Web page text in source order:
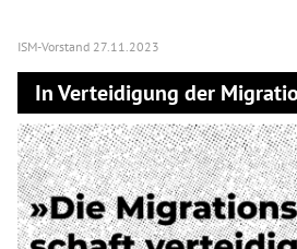
ISM-Vorstand 27.11.2023
In Verteidigung der